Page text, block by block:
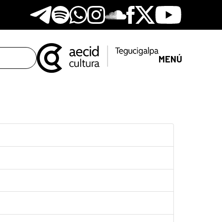
Telegram
SpotifyWhatsapp
Instagram
Soundclore
Facebook
X Youtube
MENÚ